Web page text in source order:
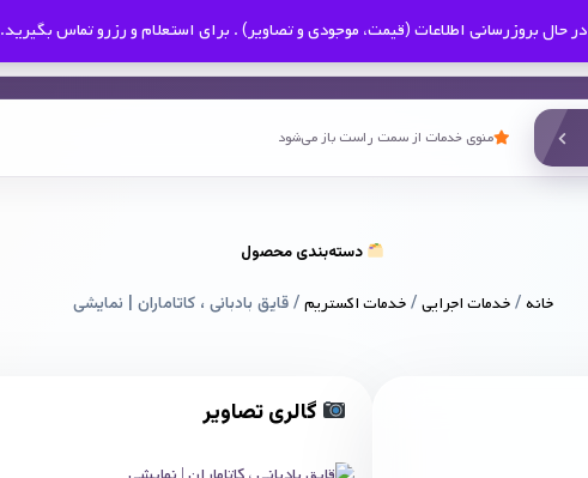
در حال بروزرسانی اطلاعات (قیمت، موجودی و تصاویر) . برای استعلام و رزرو تماس بگیرید.
منوی خدمات از سمت راست باز می‌شود
دسته‌بندی محصول
خانه/خدمات اجرایی/خدمات اکستریم/ قایق بادبانی ، کاتاماران | نمایشی
گالری تصاویر